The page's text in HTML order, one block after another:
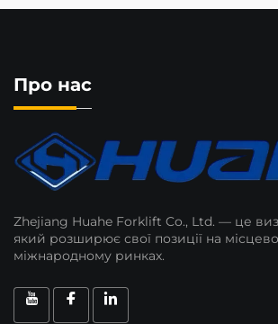
Про нас
Zhejiang Huahe Forklift Co., Ltd. — це
який розширює свої позиції на
міжнародному ринках.